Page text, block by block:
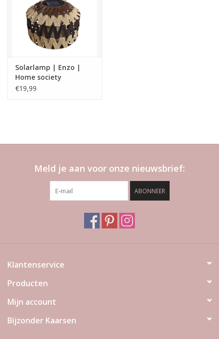
Huisparfums
Merken
Solarlamp | Enzo |
Home society
€19,99
Meld je aan voor onze nieuwsbrief:
ABONNEER
Klantenservice
Producten
Mijn account
Bijzonder Kaarsen